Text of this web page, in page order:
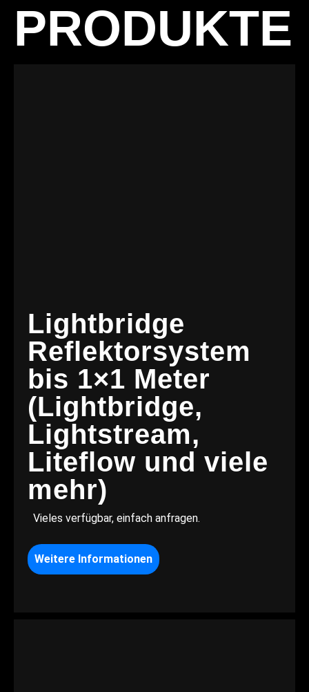
PRODUKTE
Lightbridge
Reflektorsystem
bis 1×1 Meter
(Lightbridge,
Lightstream,
Liteflow und viele
mehr)
Vieles verfügbar, einfach anfragen.
Weitere Informationen